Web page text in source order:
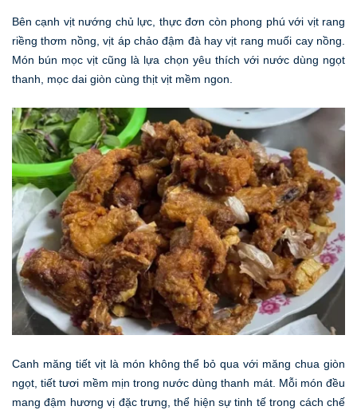
Bên cạnh vịt nướng chủ lực, thực đơn còn phong phú với vịt rang
riềng thơm nồng, vịt áp chảo đậm đà hay vịt rang muối cay nồng.
Món bún mọc vịt cũng là lựa chọn yêu thích với nước dùng ngọt
thanh, mọc dai giòn cùng thịt vịt mềm ngon.
Canh măng tiết vịt là món không thể bỏ qua với măng chua giòn
ngọt, tiết tươi mềm mịn trong nước dùng thanh mát. Mỗi món đều
mang đậm hương vị đặc trưng, thể hiện sự tinh tế trong cách chế